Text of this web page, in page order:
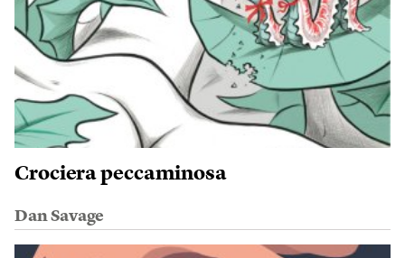
Crociera peccaminosa
Dan Savage